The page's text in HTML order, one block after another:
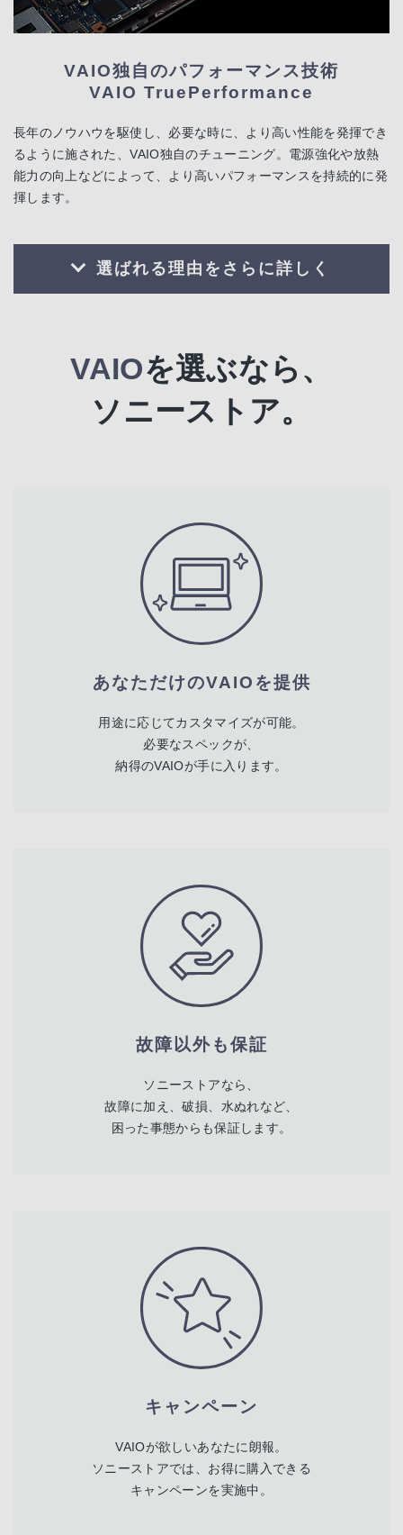
VAIO独自のパフォーマンス技術
VAIO TruePerformance
長年のノウハウを駆使し、必要な時に、より高い性能を発揮でき
るように施された、VAIO独自のチューニング。電源強化や放熱
能力の向上などによって、より高いパフォーマンスを持続的に発
揮します。
選ばれる理由をさらに詳しく
VAIOを選ぶなら、
ソニーストア。
あなただけのVAIOを提供
用途に応じてカスタマイズが可能。
必要なスペックが、
納得のVAIOが手に入ります。
故障以外も保証
ソニーストアなら、
故障に加え、破損、水ぬれなど、
困った事態からも保証します。
キャンペーン
VAIOが欲しいあなたに朗報。
ソニーストアでは、お得に購入できる
キャンペーンを実施中。